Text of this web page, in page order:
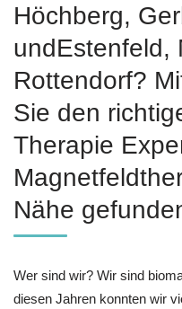
Höchberg,
undEstenfeld,
Rottendorf?
Sie den
Therapie
Nähe
Wer sind wir? Wir sind
diesen Jahren konnten wir